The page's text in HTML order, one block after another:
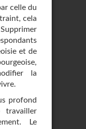
celle du
cela
et de
la
profond
travailler
Le